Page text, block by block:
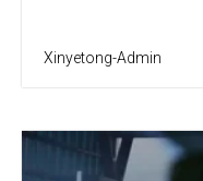
Xinyetong-Admin